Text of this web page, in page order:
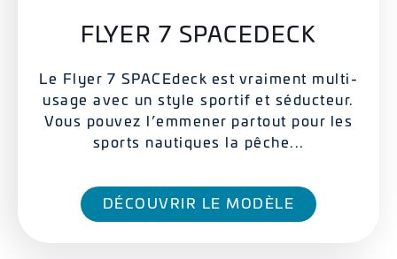
FLYER 7 SPACEDECK
Le Flyer 7 SPACEdeck est vraiment multi-
usage avec un style sportif et séducteur.
Vous pouvez l’emmener partout pour les
sports nautiques la pêche...
DÉCOUVRIR LE MODÈLE